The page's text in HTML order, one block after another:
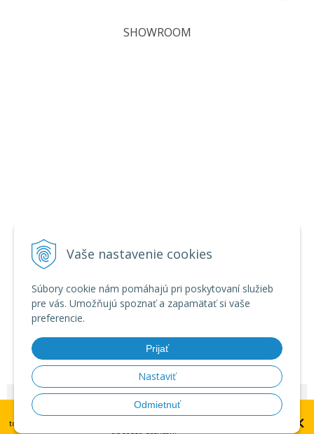
Vaše nastavenie cookies
Súbory cookie nám pomáhajú pri poskytovaní služieb
pre vás. Umožňujú spoznať a zapamätať si vaše
preferencie.
Prijať
Nastaviť
Odmietnuť
SHOWROOM
© 2026 Zábavná pyrotechnika - veľkoobchod •
e-shop Pohoda
UPOZORNENIE: dátum plánovaného doručenia platí pre doručenie
tovaru do centrálneho skladu v Brne. Doručenie na Slovensko do 14 dní
×